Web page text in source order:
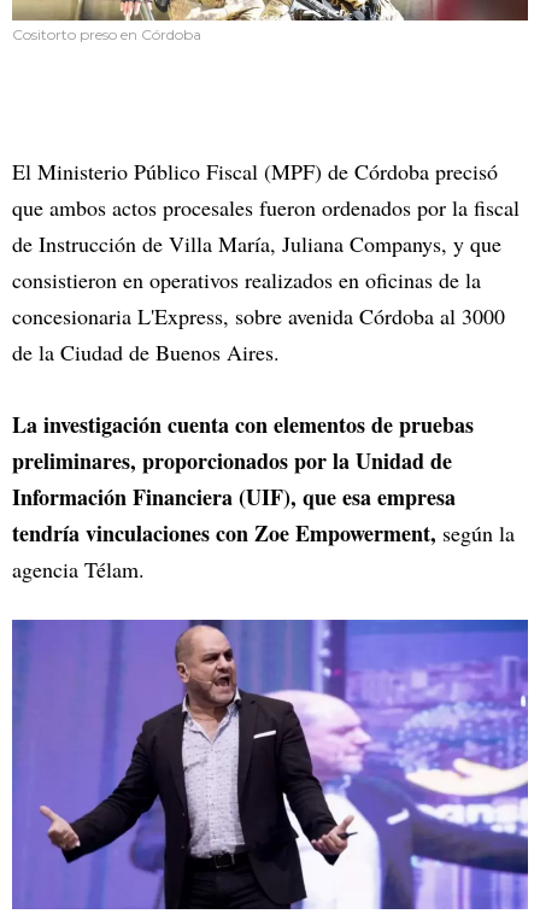
Cositorto preso en Córdoba
El Ministerio Público Fiscal (MPF) de Córdoba precisó
que ambos actos procesales fueron ordenados por la fiscal
de Instrucción de Villa María, Juliana Companys, y que
consistieron en operativos realizados en oficinas de la
concesionaria L'Express, sobre avenida Córdoba al 3000
de la Ciudad de Buenos Aires.
La investigación cuenta con elementos de pruebas
preliminares, proporcionados por la Unidad de
Información Financiera (UIF), que esa empresa
tendría vinculaciones con Zoe Empowerment, según la
agencia Télam.